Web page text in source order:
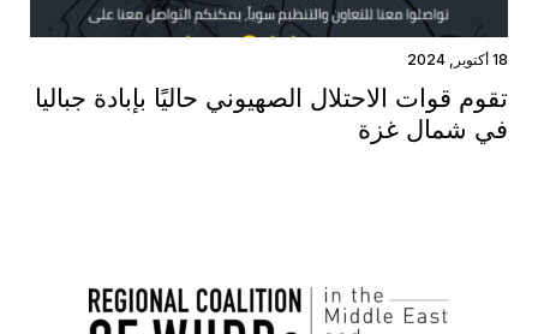
18 أكتوبر, 2024
تقوم قوات الاحتلال الصهيوني حاليًا بإبادة جباليا
في شمال غزة